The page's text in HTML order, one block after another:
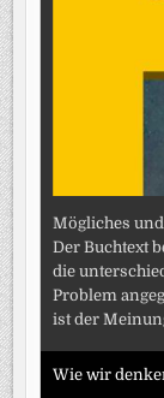
Mögliches
Der Buchtext
die
Problem
ist der
Wie wir